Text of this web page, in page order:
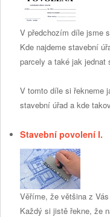
V předchozím díle jsme
Kde najdeme stavební
parcely a také jak jednat
V tomto díle si řekneme
stavební úřad a kde
Stavební povolení I.
Věříme, že většina z
Každý si jistě řekne, že